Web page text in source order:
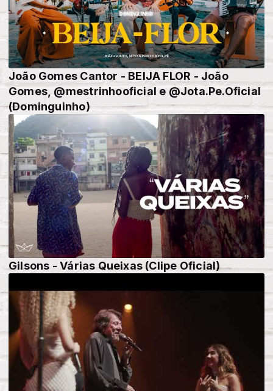
João Gomes Cantor - BEIJA FLOR - João
Gomes, @mestrinhooficial e @Jota.Pe.Oficial
(Dominguinho)
Gilsons - Várias Queixas (Clipe Oficial)